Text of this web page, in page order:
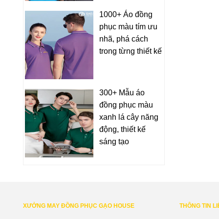
1000+ Áo đồng
phục màu tím ưu
nhã, phá cách
trong từng thiết kế
300+ Mẫu áo
đồng phục màu
xanh lá cây năng
động, thiết kế
sáng tạo
XƯỞNG MAY ĐỒNG PHỤC GẠO HOUSE THÔNG TIN